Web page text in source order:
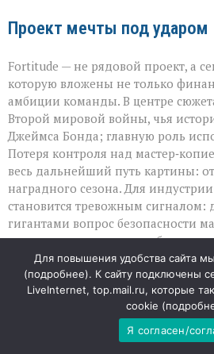
Проект мечты под ударом
Fortitude — не рядовой проект, а
которую вложены не только
амбиции команды. В центре
Второй мировой войны, чья
Джеймса Бонда; главную роль
Потеря контроля над
весь дальнейший путь картины:
наградного сезона. Для
становится тревожным сигналом:
гигантами вопрос безопасности
критически важным, а публичная
ранить не меньше, чем
09
Для повышения удобства сайта
(подробнее). К сайту подключены
LiveInternet, top.mail.ru, которые
cookie (
Я согласен/